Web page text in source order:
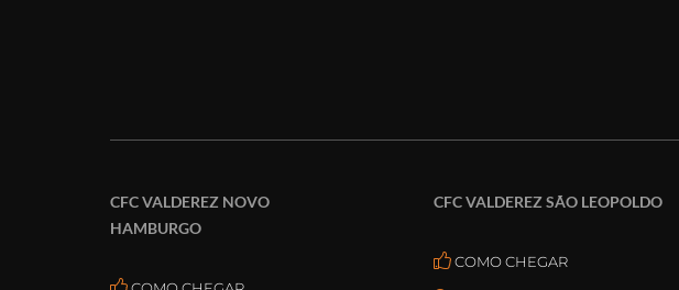
CFC VALDEREZ NOVO
HAMBURGO
CFC VALDEREZ SÃO LEOPOLDO
COMO CHEGAR